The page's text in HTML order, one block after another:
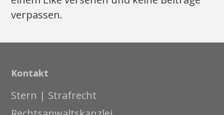
verpassen.
Kontakt
Stern | Strafrecht